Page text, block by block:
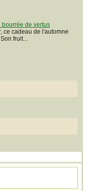
bourrée de vertus
ce cadeau de l'automne
fruit...